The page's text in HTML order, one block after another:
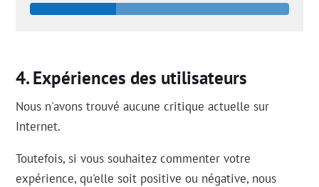
Expériences des utilisateurs
Nous n'avons trouvé aucune critique actuelle sur
Internet.
Toutefois, si vous souhaitez commenter votre
expérience, qu'elle soit positive ou négative, nous